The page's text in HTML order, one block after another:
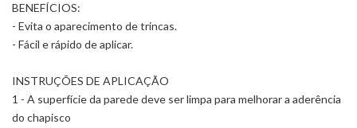
BENEFÍCIOS:
- Evita o aparecimento de trincas.
- Fácil e rápido de aplicar.
INSTRUÇÕES DE APLICAÇÃO
1 - A superfície da parede deve ser limpa para melhorar a aderência
do chapisco